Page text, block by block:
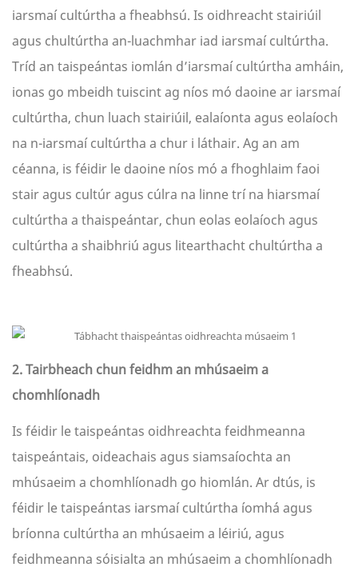
iarsmaí cultúrtha a fheabhsú. Is oidhreacht stairiúil
agus chultúrtha an-luachmhar iad iarsmaí cultúrtha.
Tríd an taispeántas iomlán d’iarsmaí cultúrtha amháin,
ionas go mbeidh tuiscint ag níos mó daoine ar iarsmaí
cultúrtha, chun luach stairiúil, ealaíonta agus eolaíoch
na n-iarsmaí cultúrtha a chur i láthair. Ag an am
céanna, is féidir le daoine níos mó a fhoghlaim faoi
stair agus cultúr agus cúlra na linne trí na hiarsmaí
cultúrtha a thaispeántar, chun eolas eolaíoch agus
cultúrtha a shaibhriú agus litearthacht chultúrtha a
fheabhsú.
2. Tairbheach chun feidhm an mhúsaeim a
chomhlíonadh
Is féidir le taispeántas oidhreachta feidhmeanna
taispeántais, oideachais agus siamsaíochta an
mhúsaeim a chomhlíonadh go hiomlán. Ar dtús, is
féidir le taispeántas iarsmaí cultúrtha íomhá agus
bríonna cultúrtha an mhúsaeim a léiriú, agus
feidhmeanna sóisialta an mhúsaeim a chomhlíonadh